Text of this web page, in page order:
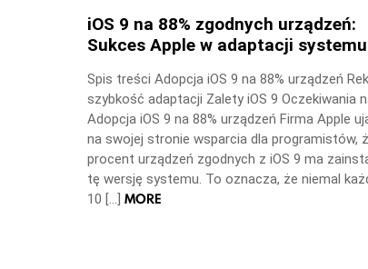
iOS 9 na 88% zgodnych urządzeń:
Sukces Apple w adaptacji systemu
Spis treści Adopcja iOS 9 na 88% urządzeń
szybkość adaptacji Zalety iOS 9 Oczekiwania
Adopcja iOS 9 na 88% urządzeń Firma Apple
na swojej stronie wsparcia dla programistów,
procent urządzeń zgodnych z iOS 9 ma
tę wersję systemu. To oznacza, że niemal
10 […] MORE